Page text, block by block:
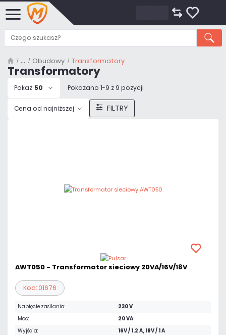
Obudowy Transformatory
Transformatory
Pokaż 50 Pokazano 1-9 z 9 pozycji
Cena od najniższej FILTRY
AWT050 - Transformator sieciowy 20VA/16V/18V
Kod: 01676
Napięcie zasilania:
230 V
Moc:
20 VA
Wyjścia:
16V / 1.2 A, 18V / 1 A